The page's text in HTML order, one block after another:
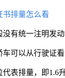
书排量怎么看
没有统一注明发
车可以从行驶证
代表排量，即1.6